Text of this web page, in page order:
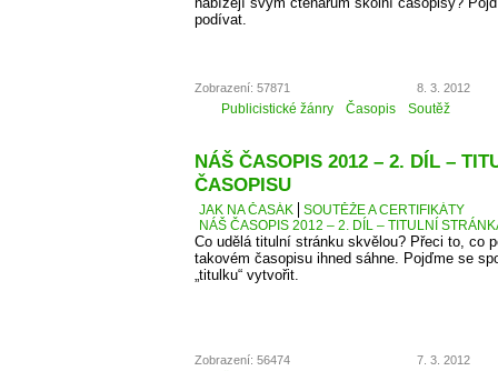
podívat.
Zobrazení: 57871 8. 3. 2012
Publicistické žánry Časopis Soutěž
NÁŠ ČASOPIS 2012 – 2. DÍL –
ČASOPISU
JAK NA ČASÁK
SOUTĚŽE A CERTIFIKÁTY
NÁŠ ČASOPIS 2012 – 2. DÍL – TITULNÍ
Co udělá titulní stránku skvělou? Přeci to, co
takovém časopisu ihned sáhne. Pojďme se
„titulku“ vytvořit.
Zobrazení: 56474 7. 3. 2012